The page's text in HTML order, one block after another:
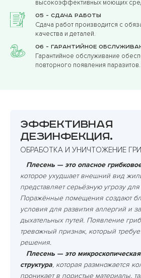
высокоэффективных моющих
05 - Сдача работы
Сдача работ производится с
качества и деталей.
06 - Гарантийное
Гарантийное обслуживание
повторного появления паразитов.
Эффективная
дезинфекция.
ОБРАБОТКА И УНИЧТОЖЕНИЕ
Плесень — это опасное
которое ухудшает внешний вид
представляет серьёзную угрозу
Поражённые помещения создают
условия для развития аллергий и
дыхательных путей. Появление
тревожный признак, который
решения.
Плесень — это
структура, которая размножается
проникает в пористые материалы,